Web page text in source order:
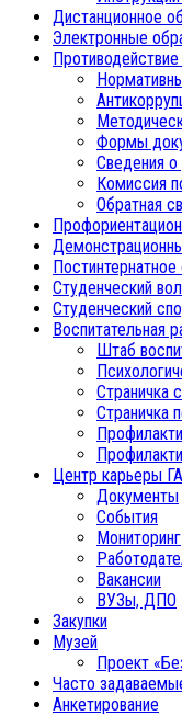
Дистанционное
Электронные
Формы
Сведения о
Комиссия
Обратная
Студенческий
Студенческий
Воспитательная
Штаб
Страничка
Страничка
Центр карьеры
Документы
События
Мониторинг
Вакансии
ВУЗы, ДПО
Закупки
Музей
Проект
Часто
Анкетирование